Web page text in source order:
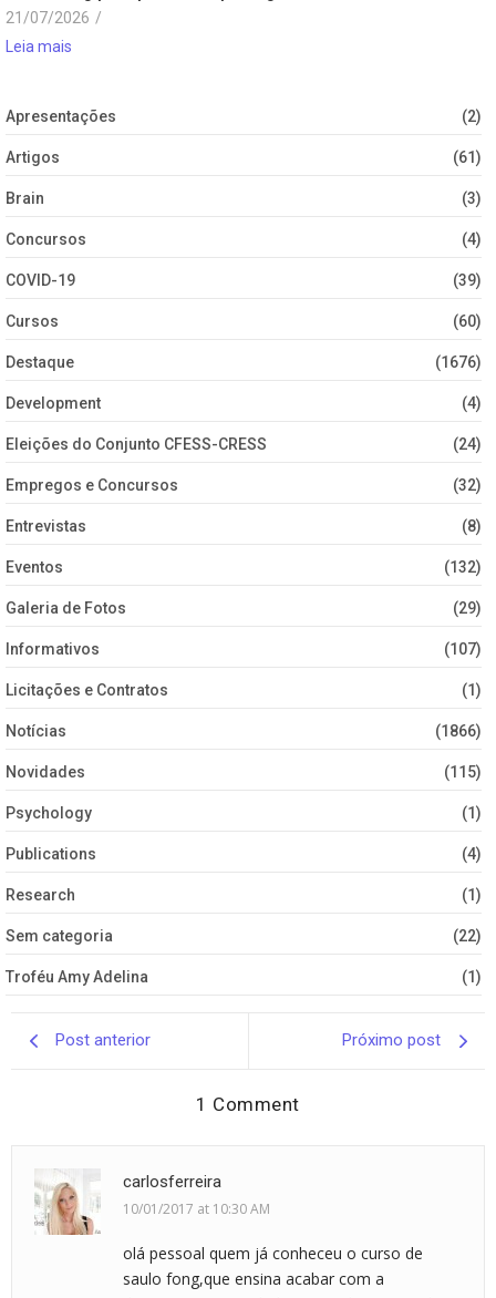
21/07/2026 /
Leia mais
Apresentações (2)
Artigos (61)
Brain (3)
Concursos (4)
COVID-19 (39)
Cursos (60)
Destaque (1676)
Development (4)
Eleições do Conjunto CFESS-CRESS (24)
Empregos e Concursos (32)
Entrevistas (8)
Eventos (132)
Galeria de Fotos (29)
Informativos (107)
Licitações e Contratos (1)
Notícias (1866)
Novidades (115)
Psychology (1)
Publications (4)
Research (1)
Sem categoria (22)
Troféu Amy Adelina (1)
Post anterior Próximo post
1 Comment
carlosferreira
10/01/2017 at 10:30 AM
olá pessoal quem já conheceu o curso de
saulo fong,que ensina acabar com a